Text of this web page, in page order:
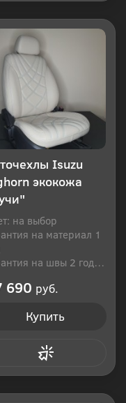
Isuzu
экокожа
на выбор
на материал 1
на швы 2 года
690 руб.
Купить